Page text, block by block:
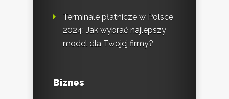
Terminale płatnicze w Polsce
2024: Jak wybrać najlepszy
model dla Twojej firmy?
Biznes